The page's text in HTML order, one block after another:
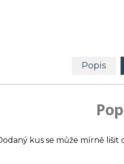
Popis
kus se může mírně